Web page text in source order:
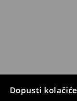
Dopusti kolačiće